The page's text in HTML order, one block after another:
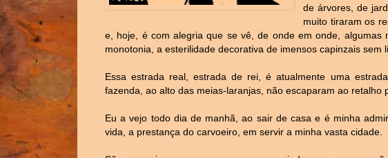
de árvores, de
muito tiraram os
e, hoje, é com alegria que se vê, de onde em onde, algumas
monotonia, a esterilidade decorativa de imensos capinzais sem
Essa estrada real, estrada de rei, é atualmente uma
fazenda, ao alto das meias-laranjas, não escaparam ao retalho
Eu a vejo todo dia de manhã, ao sair de casa e é minha
vida, a prestança do carvoeiro, em servir a minha vasta cidade.